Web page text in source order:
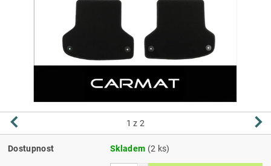
1 z 2
Dostupnost Skladem (2 ks)